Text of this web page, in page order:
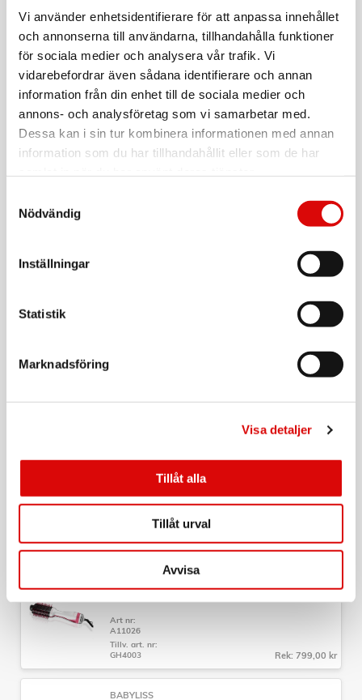
Vi använder enhetsidentifierare för att anpassa innehållet
och annonserna till användarna, tillhandahålla funktioner
för sociala medier och analysera vår trafik. Vi
vidarebefordrar även sådana identifierare och annan
information från din enhet till de sociala medier och
annons- och analysföretag som vi samarbetar med.
Dessa kan i sin tur kombinera informationen med annan
information som du har tillhandahållit eller som de har
Nödvändig
Inställningar
Statistik
Marknadsföring
Visa detaljer
Tillåt alla
Tillåt urval
Avvisa
Varmluftsborste Volume Boost Hot Brush
Art nr:
A15802
HSB200E
Rek: 699,00 kr
GA.MA
Varmluftsborste Turbo Ion 2600 GH0105
Art nr:
Rek: 799,00 kr
Varmluftsborste Style Pro 1000W AS965E
Rek: 999,00 kr
SEVERIN
Varmluftsborste med Roterande huvud WL 0241
Art nr:
Tillv. art. nr:
WL0241
Rek: 599,00 kr
Varmluftsborste Glamour GH4003
Art nr:
A11026
Tillv. art. nr:
GH4003
Rek: 799,00 kr
BABYLISS